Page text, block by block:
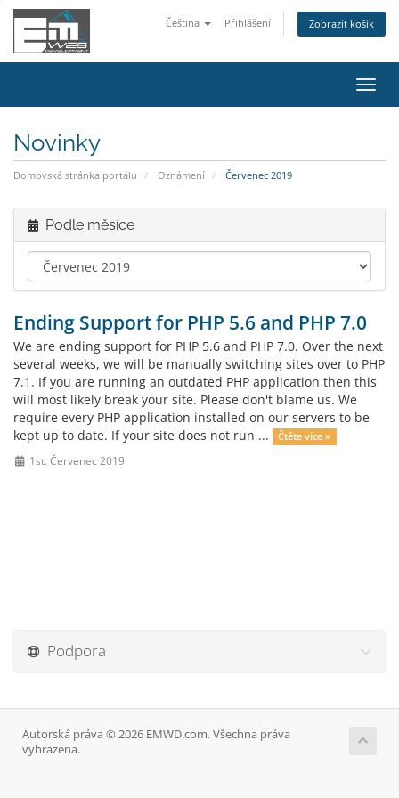
Čeština Přihlášení Zobrazit košík
Novinky
Domovská stránka portálu Oznámení Červenec 2019
Podle měsíce
Ending Support for PHP 5.6 and PHP 7.0
We are ending support for PHP 5.6 and PHP 7.0. Over the next
several weeks, we will be manually switching sites over to PHP
7.1. If you are running an outdated PHP application then this
will most likely break your site. Please don't blame us. We
require every PHP application installed on our servers to be
kept up to date. If your site does not run ...
Čtěte více »
1st. Červenec 2019
Podpora
Autorská práva © 2026 EMWD.com. Všechna práva
vyhrazena.